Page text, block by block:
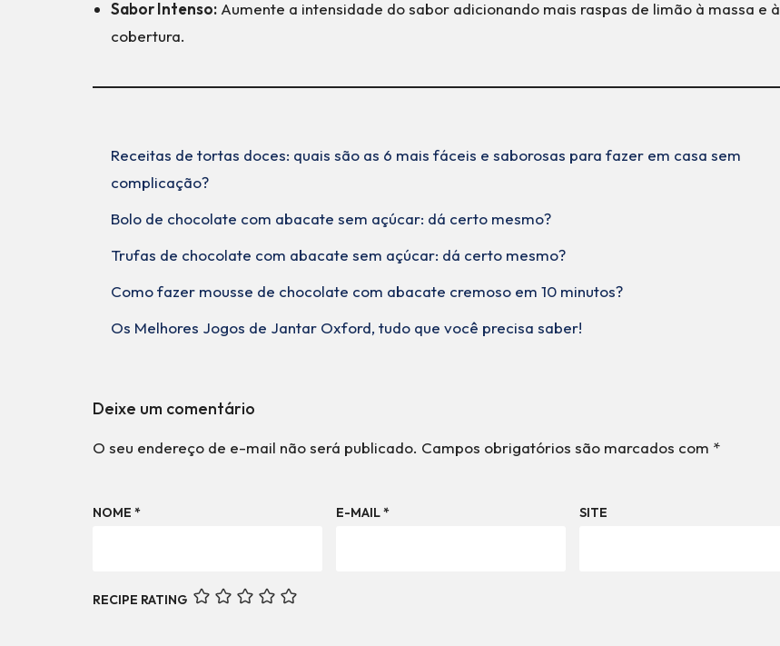
Sabor Intenso: Aumente a intensidade do sabor adicionando mais raspas de limão à massa e à
cobertura.
Receitas de tortas doces: quais são as 6 mais fáceis e saborosas para fazer em casa sem
complicação?
Bolo de chocolate com abacate sem açúcar: dá certo mesmo?
Trufas de chocolate com abacate sem açúcar: dá certo mesmo?
Como fazer mousse de chocolate com abacate cremoso em 10 minutos?
Os Melhores Jogos de Jantar Oxford, tudo que você precisa saber!
Deixe um comentário
O seu endereço de e-mail não será publicado. Campos obrigatórios são marcados com *
NOME * E-MAIL* SITE
RECIPE RATING